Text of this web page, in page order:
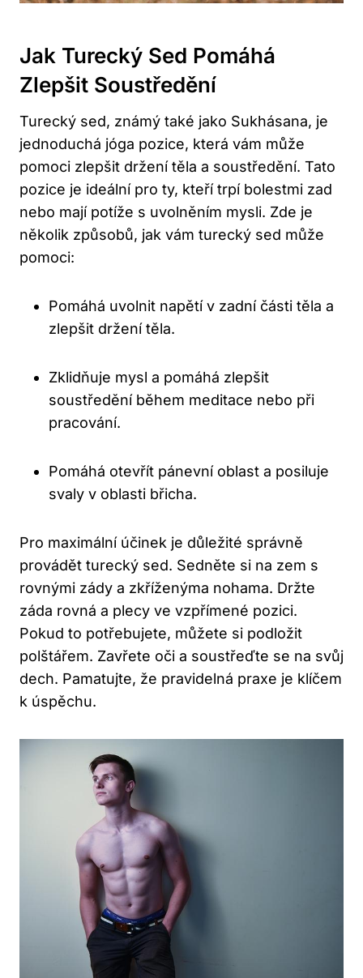
Jak Turecký Sed⁢ Pomáhá⁣
Zlepšit Soustředění
Turecký sed, známý ‍také ‌jako⁤ Sukhásana,⁢ je
jednoduchá jóga‍ pozice, ‌která ⁤vám ‍může
pomoci zlepšit⁤ držení ⁢těla a soustředění. Tato
pozice je ideální pro ‍ty, kteří​ trpí bolestmi zad
nebo ⁤mají⁤ potíže ‌s uvolněním mysli. Zde je
‌několik způsobů, ‌jak vám ‍turecký sed může
pomoci:
Pomáhá uvolnit napětí v zadní ‍části těla ​a
zlepšit držení těla.
Zklidňuje‍ mysl​ a pomáhá zlepšit
soustředění ‍během meditace nebo při
⁣pracování.
Pomáhá ‍otevřít pánevní oblast a posiluje
svaly ⁤v oblasti břicha.
Pro maximální účinek je důležité ⁣správně
provádět turecký​ sed.⁤ Sedněte si na zem ‍s
rovnými zády ⁤a zkříženýma nohama. Držte
záda rovná a plecy ve vzpřímené⁤ pozici.
Pokud to potřebujete, můžete si podložit
polštářem. Zavřete oči⁣ a soustřeďte se ⁢na svůj
dech. Pamatujte, že ‍pravidelná​ praxe je ‌klíčem‌
k úspěchu.